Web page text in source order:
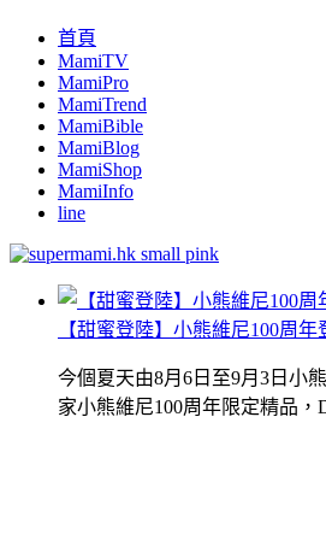
首頁
MamiTV
MamiPro
MamiTrend
MamiBible
MamiBlog
MamiShop
MamiInfo
line
【甜蜜登陸】小熊維尼100周
今個夏天由8月6日至9月3日小
家小熊維尼100周年限定精品